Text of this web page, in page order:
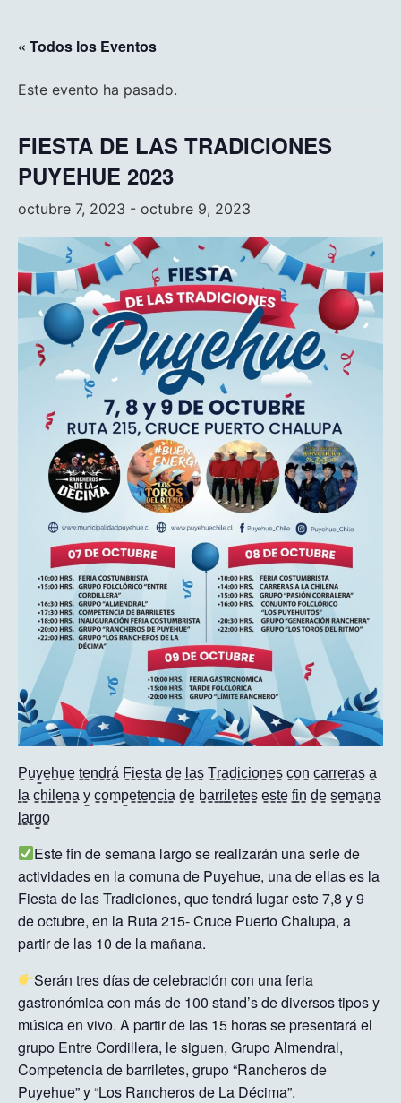
« Todos los Eventos
Este evento ha pasado.
FIESTA DE LAS TRADICIONES
PUYEHUE 2023
octubre 7, 2023 - octubre 9, 2023
P̳u̳y̳e̳h̳u̳e̳ t̳e̳n̳d̳r̳á̳ F̳i̳e̳s̳t̳a̳ d̳e̳ l̳a̳s̳ T̳r̳a̳d̳i̳c̳i̳o̳n̳e̳s̳ c̳o̳n̳ c̳a̳r̳r̳e̳r̳a̳s̳ a̳
l̳a̳ c̳h̳i̳l̳e̳n̳a̳ y̳ c̳o̳m̳p̳e̳t̳e̳n̳c̳i̳a̳ d̳e̳ b̳a̳r̳r̳i̳l̳e̳t̳e̳s̳ e̳s̳t̳e̳ f̳i̳n̳ d̳e̳ s̳e̳m̳a̳n̳a̳
l̳a̳r̳g̳o̳
Este fin de semana largo se realizarán una serie de
actividades en la comuna de Puyehue, una de ellas es la
Fiesta de las Tradiciones, que tendrá lugar este 7,8 y 9
de octubre, en la Ruta 215- Cruce Puerto Chalupa, a
partir de las 10 de la mañana.
Serán tres días de celebración con una feria
gastronómica con más de 100 stand’s de diversos tipos y
música en vivo. A partir de las 15 horas se presentará el
grupo Entre Cordillera, le siguen, Grupo Almendral,
Competencia de barriletes, grupo “Rancheros de
Puyehue” y “Los Rancheros de La Décima”.